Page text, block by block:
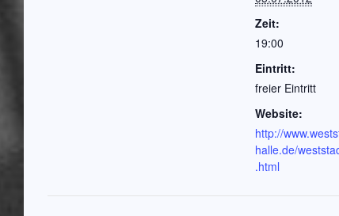
Zeit:
19:00
Eintritt:
freier Eintritt
Website:
http://
halle.de/
.html